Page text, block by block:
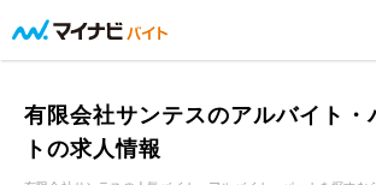
有限会社サンテスのアルバイト・
トの求人情報